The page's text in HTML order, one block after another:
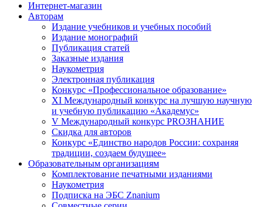
Интернет-магазин
Авторам
Издание учебников и учебных пособий
Издание монографий
Публикация статей
Заказные издания
Наукометрия
Электронная публикация
Конкурс «Профессиональное образование»
XI Международный конкурс на лучшую научную
и учебную публикацию «Академус»
V Международный конкурс PROЗНАНИЕ
Скидка для авторов
Конкурс «Единство народов России: сохраняя
традиции, создаем будущее»
Образовательным организациям
Комплектование печатными изданиями
Наукометрия
Подписка на ЭБС Znanium